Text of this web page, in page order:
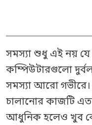
সমস্যা শুধু এই নয়
কম্পিউটারগুলো
সমস‌্যা আরো গভীরে।
চালানোর কাজটি
আধুনিক হলেও খুব